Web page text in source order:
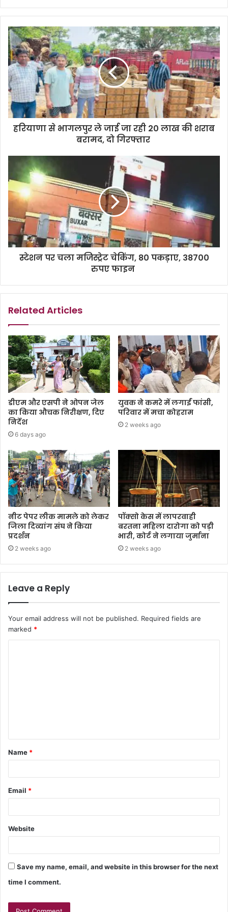
b
s
i
t
e
हरियाणा से भागलपुर ले जाई जा रही 20 लाख की शराब
बरामद, दो गिरफ्तार
स्टेशन पर चला मजिस्ट्रेट चेकिंग, 80 पकड़ाए, 38700
रुपए फाइन
Related Articles
डीएम और एसपी ने ओपन जेल
का किया औचक निरीक्षण, दिए
निर्देश
6 days ago
युवक ने कमरे में लगाईं फांसी,
परिवार में मचा कोहराम
2 weeks ago
नीट पेपर लीक मामले को लेकर
जिला दिव्यांग संघ ने किया
प्रदर्शन
2 weeks ago
पॉक्सो केस में लापरवाही
बरतना महिला दारोगा को पड़ी
भारी, कोर्ट ने लगाया जुर्माना
2 weeks ago
Leave a Reply
Your email address will not be published. Required fields are
marked *
Name *
Email *
Website
Save my name, email, and website in this browser for the next
time I comment.